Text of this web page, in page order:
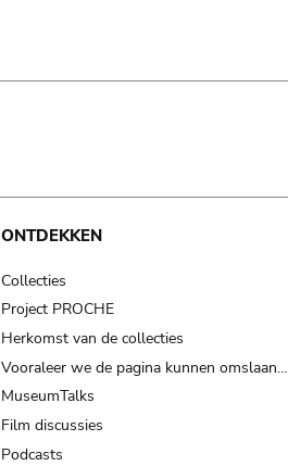
ONTDEKKEN
Collecties
Project PROCHE
Herkomst van de collecties
Vooraleer we de pagina kunnen omslaan…
MuseumTalks
Film discussies
Podcasts